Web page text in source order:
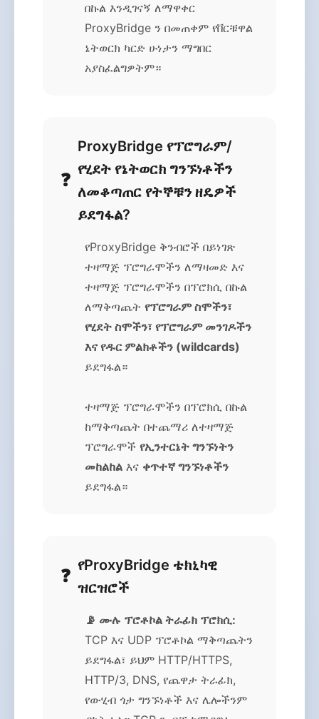
በኩል እንዲገናኝ ለማዋቀር
ProxyBridge ን በመጠቀም የቨርቹዋል
ኔትወርክ ካርድ ሁነታን ማግበር
አያስፈልግዎትም።
ProxyBridge የፕሮግራም/
የሂደት የኔትወርክ ግንኙነቶችን
ለመቆጣጠር የትኞቹን ዘዴዎች
ይደግፋል?
የProxyBridge ቅንብሮች በይነገጽ
ተዛማጅ ፕሮግራሞችን ለማዛመድ እና
ተዛማጅ ፕሮግራሞችን በፕሮክሲ በኩል
ለማቅጣጨት የፕሮግራም ስሞችን፣
የሂደት ስሞችን፣ የፕሮግራም መንገዶችን
እና የዱር ምልክቶችን (wildcards)
ይደግፋል።
ተዛማጅ ፕሮግራሞችን በፕሮክሲ በኩል
ከማቅጣጨት በተጨማሪ ለተዛማጅ
ፕሮግራሞች የኢንተርኔት ግንኙነትን
መከልከል እና ቀጥተኛ ግንኙነቶችን
ይደግፋል።
የProxyBridge ቴክኒካዊ
ዝርዝሮች
📡 ሙሉ ፕሮቶኮል ትራፊክ ፕሮክሲ:
TCP እና UDP ፕሮቶኮል ማቅጣጨትን
ይደግፋል፣ ይህም HTTP/HTTPS,
HTTP/3, DNS, የጨዋታ ትራፊክ,
የውሂብ ጎታ ግንኙነቶች እና ሌሎችንም